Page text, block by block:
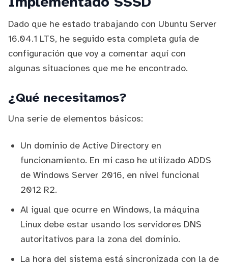
Dado que he estado trabajando con Ubuntu Server
16.04.1 LTS, he seguido esta completa guía de
configuración que voy a comentar aquí con
algunas situaciones que me he encontrado.
¿Qué necesitamos?
Una serie de elementos básicos:
Un dominio de Active Directory en
funcionamiento. En mi caso he utilizado ADDS
de Windows Server 2016, en nivel funcional
2012 R2.
Al igual que ocurre en Windows, la máquina
Linux debe estar usando los servidores DNS
autoritativos para la zona del dominio.
La hora del sistema está sincronizada con la de